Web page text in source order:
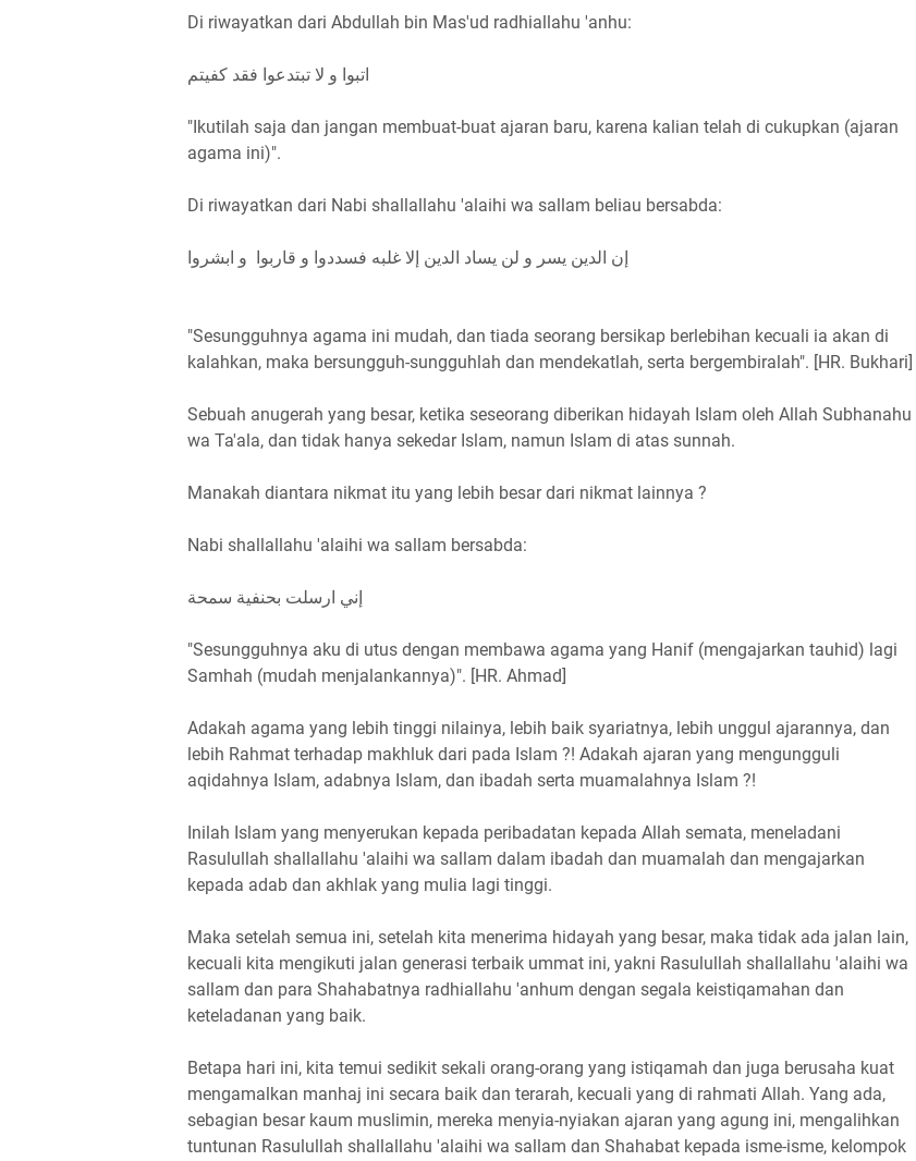
Di riwayatkan dari Abdullah bin Mas'ud radhiallahu 'anhu:
اتبوا و لا تبتدعوا فقد كفيتم
"Ikutilah saja dan jangan membuat-buat ajaran baru, karena kalian telah di cukupkan (ajaran
agama ini)".
Di riwayatkan dari Nabi shallallahu 'alaihi wa sallam beliau bersabda:
إن الدين يسر و لن يساد الدين إلا غلبه فسددوا و قاربوا و ابشروا
"Sesungguhnya agama ini mudah, dan tiada seorang bersikap berlebihan kecuali ia akan di
kalahkan, maka bersungguh-sungguhlah dan mendekatlah, serta bergembiralah". [HR. Bukhari]
Sebuah anugerah yang besar, ketika seseorang diberikan hidayah Islam oleh Allah Subhanahu
wa Ta'ala, dan tidak hanya sekedar Islam, namun Islam di atas sunnah.
Manakah diantara nikmat itu yang lebih besar dari nikmat lainnya ?
Nabi shallallahu 'alaihi wa sallam bersabda:
إني ارسلت بحنفية سمحة
"Sesungguhnya aku di utus dengan membawa agama yang Hanif (mengajarkan tauhid) lagi
Samhah (mudah menjalankannya)". [HR. Ahmad]
Adakah agama yang lebih tinggi nilainya, lebih baik syariatnya, lebih unggul ajarannya, dan
lebih Rahmat terhadap makhluk dari pada Islam ?! Adakah ajaran yang mengungguli
aqidahnya Islam, adabnya Islam, dan ibadah serta muamalahnya Islam ?!
Inilah Islam yang menyerukan kepada peribadatan kepada Allah semata, meneladani
Rasulullah shallallahu 'alaihi wa sallam dalam ibadah dan muamalah dan mengajarkan
kepada adab dan akhlak yang mulia lagi tinggi.
Maka setelah semua ini, setelah kita menerima hidayah yang besar, maka tidak ada jalan lain,
kecuali kita mengikuti jalan generasi terbaik ummat ini, yakni Rasulullah shallallahu 'alaihi wa
sallam dan para Shahabatnya radhiallahu 'anhum dengan segala keistiqamahan dan
keteladanan yang baik.
Betapa hari ini, kita temui sedikit sekali orang-orang yang istiqamah dan juga berusaha kuat
mengamalkan manhaj ini secara baik dan terarah, kecuali yang di rahmati Allah. Yang ada,
sebagian besar kaum muslimin, mereka menyia-nyiakan ajaran yang agung ini, mengalihkan
tuntunan Rasulullah shallallahu 'alaihi wa sallam dan Shahabat kepada isme-isme, kelompok